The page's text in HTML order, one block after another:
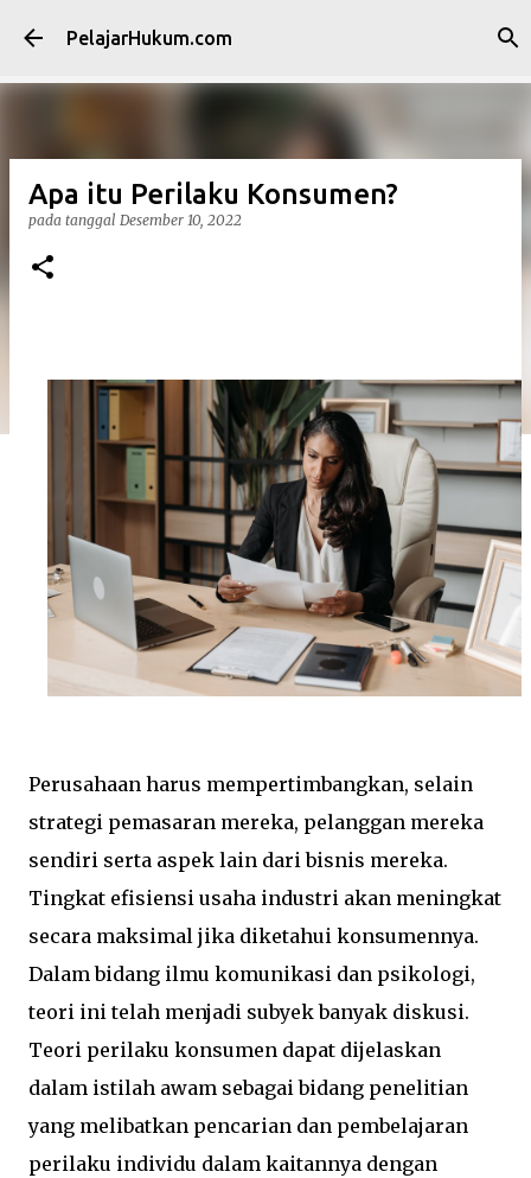
PelajarHukum.com
Apa itu Perilaku Konsumen?
pada tanggal Desember 10, 2022
Perusahaan harus mempertimbangkan, selain
strategi pemasaran mereka, pelanggan mereka
sendiri serta aspek lain dari bisnis mereka.
Tingkat efisiensi usaha industri akan meningkat
secara maksimal jika diketahui konsumennya.
Dalam bidang ilmu komunikasi dan psikologi,
teori ini telah menjadi subyek banyak diskusi.
Teori perilaku konsumen dapat dijelaskan
dalam istilah awam sebagai bidang penelitian
yang melibatkan pencarian dan pembelajaran
perilaku individu dalam kaitannya dengan